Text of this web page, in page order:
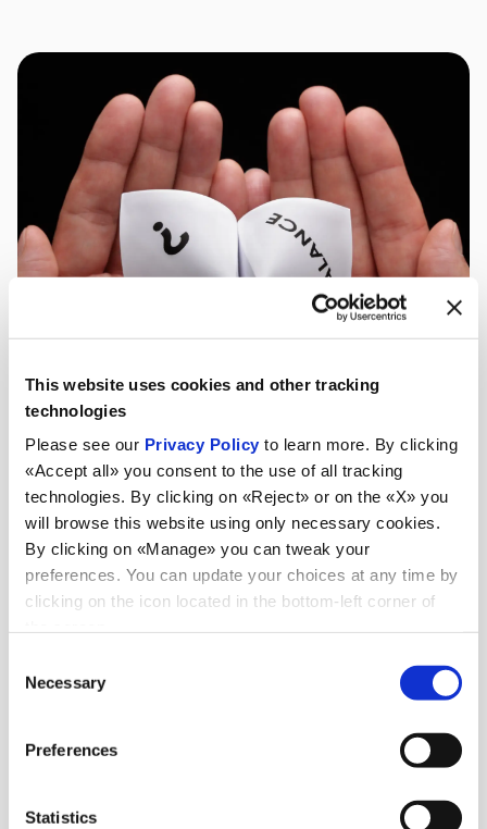
This website uses cookies and other tracking
technologies
Please see our Privacy Policy to learn more. By clicking
«Accept all» you consent to the use of all tracking
technologies. By clicking on «Reject» or on the «X» you
will browse this website using only necessary cookies.
By clicking on «Manage» you can tweak your
preferences. You can update your choices at any time by
clicking on the icon located in the bottom-left corner of
Selection
Necessary
Preferences
Statistics
Guarda tutte le news